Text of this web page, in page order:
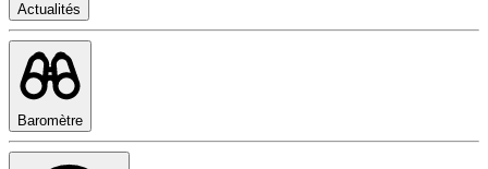
Actualités
Baromètre